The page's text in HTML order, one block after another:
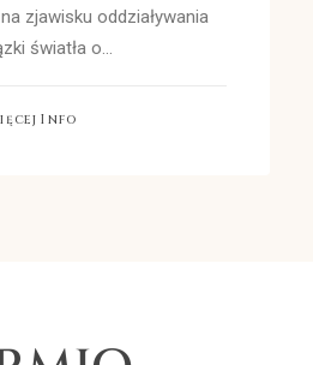
zjawisku oddziaływania
światła o…
Info